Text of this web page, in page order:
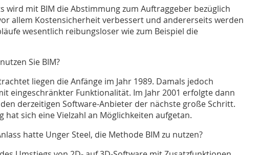
wird mit BIM die Abstimmung zum Auftraggeber bezüglich
allem Kostensicherheit verbessert und andererseits werden
wesentlich reibungsloser wie zum Beispiel die
Sie BIM?
liegen die Anfänge im Jahr 1989. Damals jedoch
eingeschränkter Funktionalität. Im Jahr 2001 erfolgte dann
derzeitigen Software-Anbieter der nächste große Schritt.
hat sich eine Vielzahl an Möglichkeiten aufgetan.
hatte Unger Steel, die Methode BIM zu nutzen?